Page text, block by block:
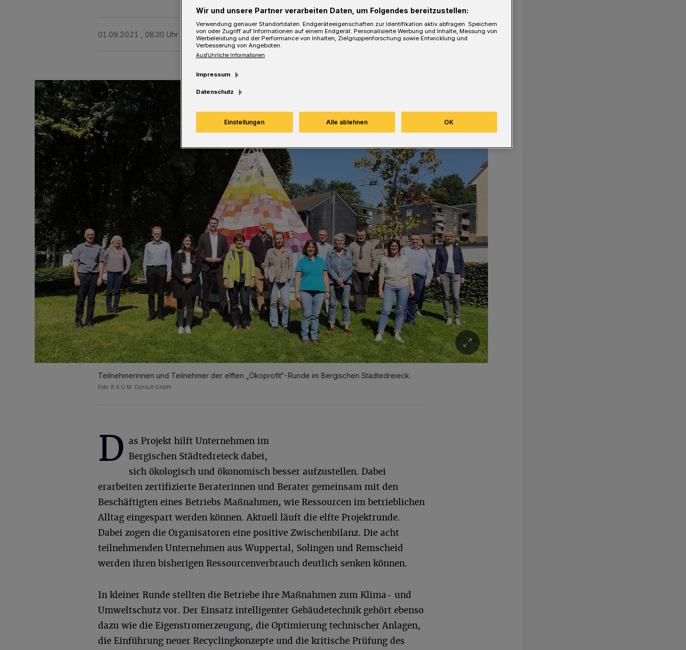
01.09.2021 , 08:30 Uhr Eine Minute Lesezeit
Teilnehmerinnen und Teilnehmer der elften „Ökoprofit“-Runde im Bergischen Städtedreieck.
Foto: B.A.U.M. Consult GmbH
D as Projekt hilft Unternehmen im
Bergischen Städtedreieck dabei,
sich ökologisch und ökonomisch besser aufzustellen. Dabei
erarbeiten zertifizierte Beraterinnen und Berater gemeinsam mit den
Beschäftigten eines Betriebs Maßnahmen, wie Ressourcen im betrieblichen
Alltag eingespart werden können. Aktuell läuft die elfte Projektrunde.
Dabei zogen die Organisatoren eine positive Zwischenbilanz. Die acht
teilnehmenden Unternehmen aus Wuppertal, Solingen und Remscheid
werden ihren bisherigen Ressourcenverbrauch deutlich senken können.
In kleiner Runde stellten die Betriebe ihre Maßnahmen zum Klima- und
Umweltschutz vor. Der Einsatz intelligenter Gebäudetechnik gehört ebenso
dazu wie die Eigenstromerzeugung, die Optimierung technischer Anlagen,
die Einführung neuer Recyclingkonzepte und die kritische Prüfung des
Wir und unsere Partner verarbeiten Daten, um Folgendes bereitzustellen:
Verwendung genauer Standortdaten. Endgeräteeigenschaften zur Identifikation aktiv abfragen. Speichern
von oder Zugriff auf Informationen auf einem Endgerät. Personalisierte Werbung und Inhalte, Messung von
Werbeleistung und der Performance von Inhalten, Zielgruppenforschung sowie Entwicklung und
Verbesserung von Angeboten.
Ausführliche Informationen
Impressum
Datenschutz
Einstellungen Alle ablehnen OK